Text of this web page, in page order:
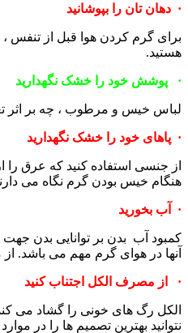
· دهان تان را بپوشانید
برای گرم کردن هوا قبل از تنفس ،
هستید.
· پوشش خود را خشک نگهدارید
لباس خیس و مرطوب ، چه بر اثر
· پاهای خود را خشک نگهدارید
از جنسی استفاده کنید که عرق
هنگام خیس بودن گرم نگاه می
· آب بخورید
کمبود آب بدن بر توانایی بدن
آنها در هوای گرم مهم می باشد.
· از مصرف الکل اجتناب کنید
الکل رگ های خونی را گشاد می
نتوانید بهترین تصمیم ها را در